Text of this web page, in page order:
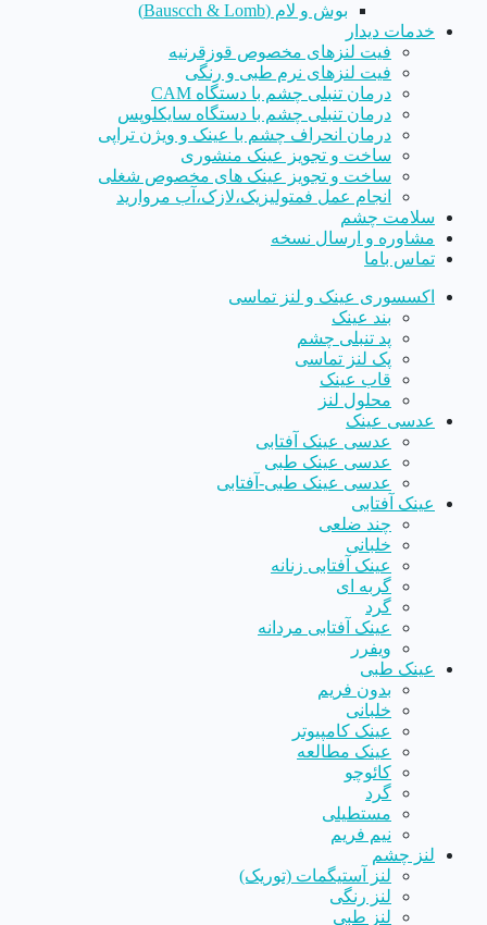
بوش و لام (Bauscch & Lomb)
خدمات دیدار
فیت لنزهای مخصوص قوزقرنیه
فیت لنزهای نرم طبی و رنگی
درمان تنبلی چشم با دستگاه CAM
درمان تنبلی چشم با دستگاه سایکلوپس
درمان انحراف چشم با عینک و ویژن تراپی
ساخت و تجویز عینک منشوری
ساخت و تجویز عینک های مخصوص شغلی
انجام عمل فمتولیزیک،لازک،آب مروارید
سلامت چشم
مشاوره و ارسال نسخه
تماس باما
اکسسوری عینک و لنز تماسی
بند عینک
پد تنبلی چشم
پک لنز تماسی
قاب عینک
محلول لنز
عدسی عینک
عدسی عینک آفتابی
عدسی عینک طبی
عدسی عینک طبی-آفتابی
عینک آفتابی
چند ضلعی
خلبانی
عینک آفتابی زنانه
گربه ای
گرد
عینک آفتابی مردانه
ویفرر
عینک طبی
بدون فریم
خلبانی
عینک کامپیوتر
عینک مطالعه
کائوچو
گرد
مستطیلی
نیم فریم
لنز چشم
لنز آستیگمات (توریک)
لنز رنگی
لنز طبی